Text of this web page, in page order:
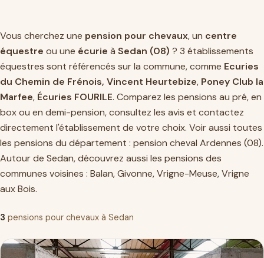
Vous cherchez une pension pour chevaux, un centre
équestre ou une écurie à Sedan (08) ? 3 établissements
équestres sont référencés sur la commune, comme Ecuries
du Chemin de Frénois, Vincent Heurtebize, Poney Club la
Marfee, Écuries FOURILE. Comparez les pensions au pré, en
box ou en demi-pension, consultez les avis et contactez
directement l'établissement de votre choix. Voir aussi toutes
les pensions du département : pension cheval Ardennes (08).
Autour de Sedan, découvrez aussi les pensions des
communes voisines : Balan,Givonne,Vrigne-Meuse,Vrigne
aux Bois.
3 pensions pour chevaux à Sedan